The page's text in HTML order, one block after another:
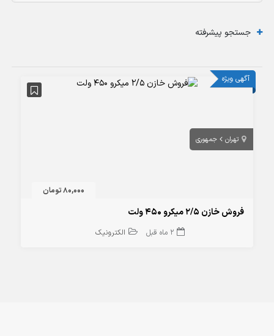
جستجو پیشرفته
آگهی ویژه
تهران جمهوری
80,000 تومان
فروش خازن 2/5 میکرو 450 ولت
2 ماه قبل الکترونیک